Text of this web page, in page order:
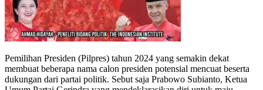
Pemilihan Presiden (Pilpres) tahun 2024 yang semakin dekat
membuat beberapa nama calon presiden potensial mencuat beserta
dukungan dari partai politik. Sebut saja Prabowo Subianto, Ketua